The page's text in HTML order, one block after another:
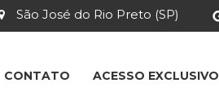
São José do Rio Preto (SP)
CONTATO ACESSO EXCLUSIVO